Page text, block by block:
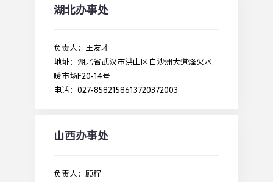
湖北办事处
负责人：王友才
地址：湖北省武汉市洪山区白沙洲大道烽火水
暖市场F20-14号
电话：027-8582158613720372003
山西办事处
负责人：顾程